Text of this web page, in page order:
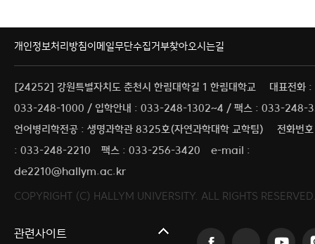
개인정보처리방침이메일무단수집거부찾아오시는길
[24252] 강원특별자치도 춘천시 한림대학길 1 한림대학교
대표전화 :
033-248-1000 / 입학안내 : 033-248-1302~4 / 팩스 : 033-248-
언어병리학전공 : 생명과학관 8325호(자연과학대학 교학팀)
전화번호
: 033-248-2210
팩스 : 033-256-3420
e-mail :
de2210@hallym.ac.kr
COPYRIGHT (C) HALLYM UNIVERSITY. ALL RIGHTS
관련사이트
커뮤니티교육원